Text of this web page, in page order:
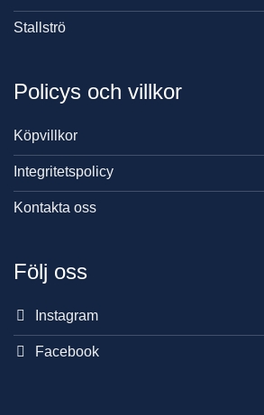
Stallströ
Policys och villkor
Köpvillkor
Integritetspolicy
Kontakta oss
Följ oss
Instagram
Facebook